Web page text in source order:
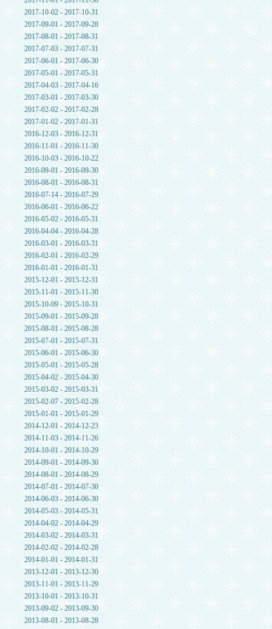
2017-10-02 - 2017-10-31
2017-09-01 - 2017-09-28
2017-08-01 - 2017-08-31
2017-07-03 - 2017-07-31
2017-06-01 - 2017-06-30
2017-05-01 - 2017-05-31
2017-04-03 - 2017-04-16
2017-03-01 - 2017-03-30
2017-02-02 - 2017-02-28
2017-01-02 - 2017-01-31
2016-12-03 - 2016-12-31
2016-11-01 - 2016-11-30
2016-10-03 - 2016-10-22
2016-09-01 - 2016-09-30
2016-08-01 - 2016-08-31
2016-07-14 - 2016-07-29
2016-06-01 - 2016-06-22
2016-05-02 - 2016-05-31
2016-04-04 - 2016-04-28
2016-03-01 - 2016-03-31
2016-02-01 - 2016-02-29
2016-01-01 - 2016-01-31
2015-12-01 - 2015-12-31
2015-11-01 - 2015-11-30
2015-10-09 - 2015-10-31
2015-09-01 - 2015-09-28
2015-08-01 - 2015-08-28
2015-07-01 - 2015-07-31
2015-06-01 - 2015-06-30
2015-05-01 - 2015-05-28
2015-04-02 - 2015-04-30
2015-03-02 - 2015-03-31
2015-02-07 - 2015-02-28
2015-01-01 - 2015-01-29
2014-12-01 - 2014-12-23
2014-11-03 - 2014-11-26
2014-10-01 - 2014-10-29
2014-09-01 - 2014-09-30
2014-08-01 - 2014-08-29
2014-07-01 - 2014-07-30
2014-06-03 - 2014-06-30
2014-05-03 - 2014-05-31
2014-04-02 - 2014-04-29
2014-03-02 - 2014-03-31
2014-02-02 - 2014-02-28
2014-01-01 - 2014-01-31
2013-12-01 - 2013-12-30
2013-11-01 - 2013-11-29
2013-10-01 - 2013-10-31
2013-09-02 - 2013-09-30
2013-08-01 - 2013-08-28